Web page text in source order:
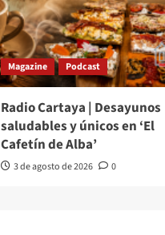
Magazine Podcast
Radio Cartaya | Desayunos
saludables y únicos en ‘El
Cafetín de Alba’
3 de agosto de 2026 0